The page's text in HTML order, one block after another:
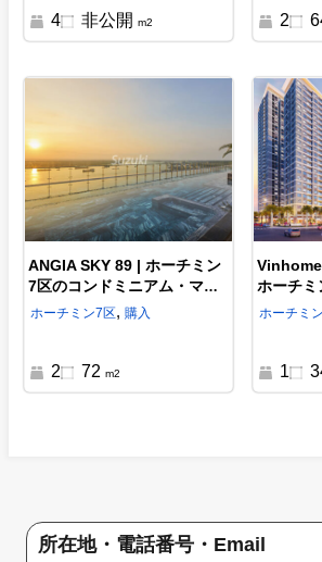
4 非公開 m2 2
ANGIA SKY 89 | ホーチミン
7区のコンドミニアム・マン
ション（外国人購入・売却）
ホーチミン7区, 購入
2 72 m2
ホーチミ
アム
ホーチミン
1
所在地・電話番号・Email